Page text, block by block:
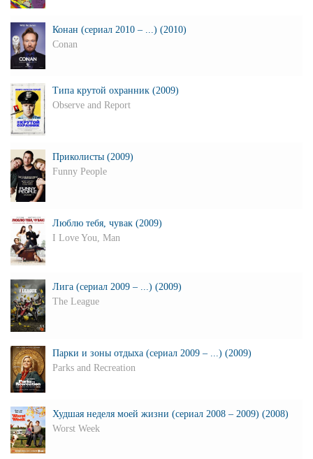
Конан (сериал 2010 – ...) (2010)
Conan
Типа крутой охранник (2009)
Observe and Report
Приколисты (2009)
Funny People
Люблю тебя, чувак (2009)
I Love You, Man
Лига (сериал 2009 – ...) (2009)
The League
Парки и зоны отдыха (сериал 2009 – ...) (2009)
Parks and Recreation
Худшая неделя моей жизни (сериал 2008 – 2009) (2008)
Worst Week